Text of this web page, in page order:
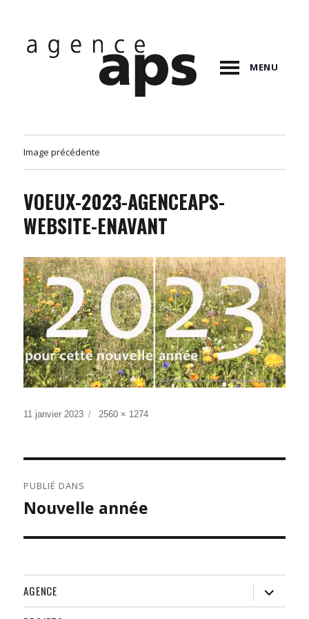
MENU
Image précédente
VOEUX-2023-AGENCEAPS-
WEBSITE-ENAVANT
Publié
11 janvier 2023
Taille
2560 × 1274
DE
PUBLIÉ DANS
Nouvelle année
AGENCE ouvrir
le
sous-